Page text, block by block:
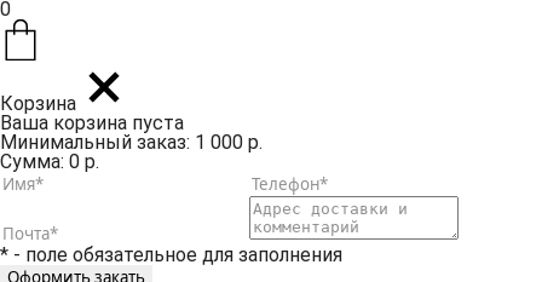
0
Корзина
Ваша корзина пуста
Минимальный заказ: 1 000 р.
Сумма: 0 р.
* - поле обязательное для заполнения